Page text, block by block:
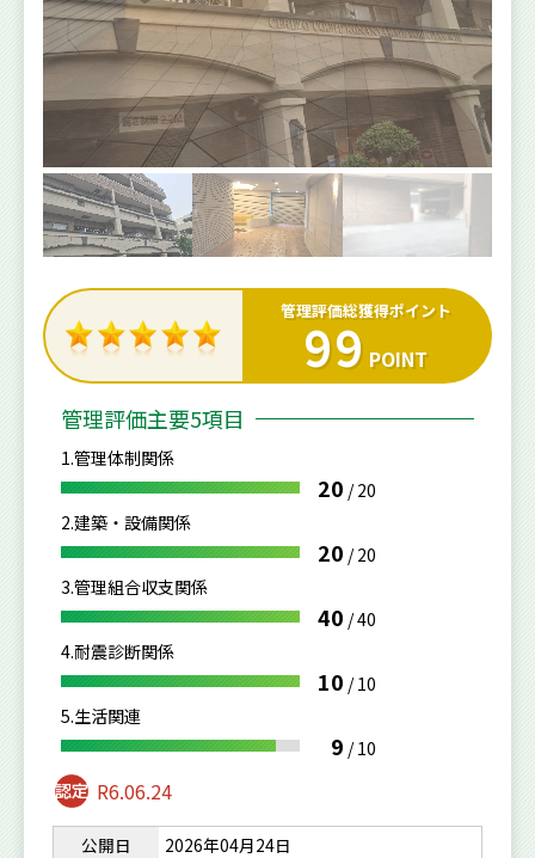
管理評価総獲得ポイント
99 POINT
管理評価主要5項目
1.管理体制関係
20 /20
2.建築・設備関係
20 /20
3.管理組合収支関係
40 /40
4.耐震診断関係
10 /10
5.生活関連
9 /10
R6.06.24
公開日
2026年04月24日